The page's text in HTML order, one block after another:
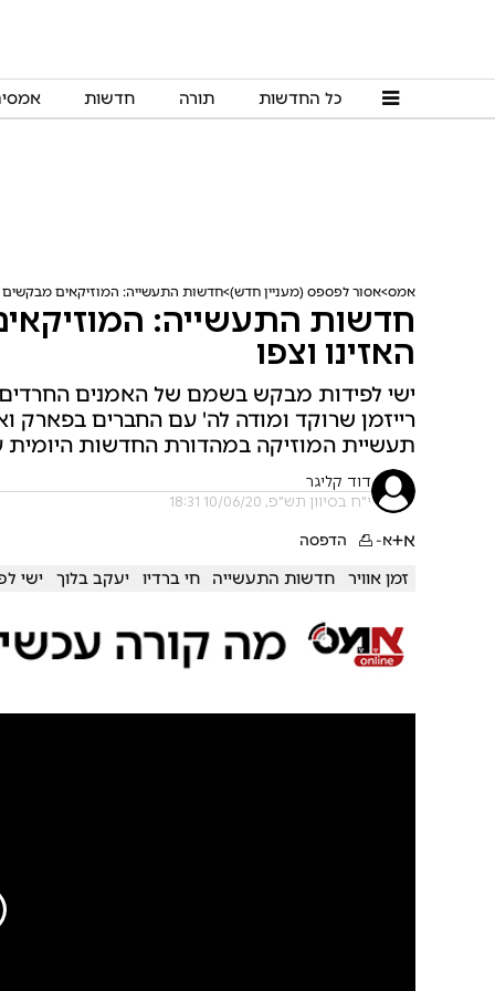
כל החדשות תורה חדשות
אמס אסור לפספס (מעניין חדש) חדשות התעשייה: המוזיקאים מבקשים
חדשות התעשייה:
האזינו וצפו
ישי לפידות מבקש בשמם של האמנים
רייזמן שרוקד ומודה לה' עם החברים בפארק
תעשיית המוזיקה במהדורת החדשות היומית
דוד קליגר
י"ח בסיוון תש"פ, 10/06/20 18:31
א+א- הדפסה
זמן אוויר חדשות התעשייה חי ברדיו יעקב בלוך ישי